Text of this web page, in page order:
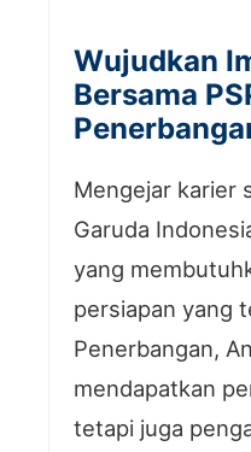
Wujudkan
Bersama
Mengejar karier
Garuda
yang
persiapan yang
Penerbangan,
mendapatkan
tetapi juga